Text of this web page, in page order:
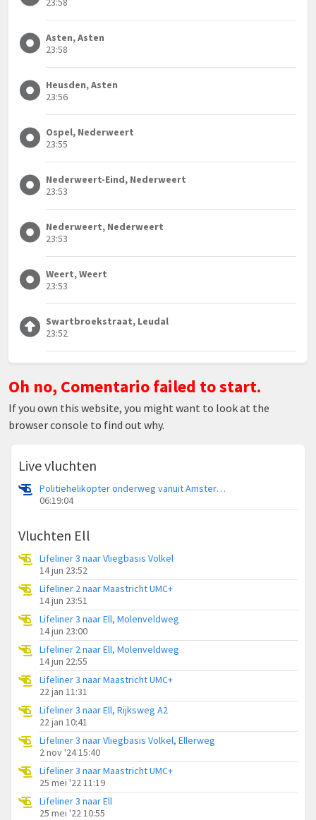
Asten, Asten
23:58
Heusden, Asten
23:56
Ospel, Nederweert
23:55
Nederweert-Eind, Nederweert
23:53
Nederweert, Nederweert
23:53
Weert, Weert
23:53
Swartbroekstraat, Leudal
23:52
Oh no, Comentario failed to start.
If you own this website, you might want to look at the
browser console to find out why.
Live vluchten
Politiehelikopter onderweg vanuit Amsterdam Vliegveld Schiphol
06:19:04
Vluchten Ell
Lifeliner 3 naar Vliegbasis Volkel
14 jun 23:52
Lifeliner 2 naar Maastricht UMC+
14 jun 23:51
Lifeliner 3 naar Ell, Molenveldweg
14 jun 23:00
Lifeliner 2 naar Ell, Molenveldweg
14 jun 22:55
Lifeliner 3 naar Maastricht UMC+
22 jan 11:31
Lifeliner 3 naar Ell, Rijksweg A2
22 jan 10:41
Lifeliner 3 naar Vliegbasis Volkel, Ellerweg
2 nov '24 15:40
Lifeliner 3 naar Maastricht UMC+
25 mei '22 11:19
Lifeliner 3 naar Ell
25 mei '22 10:55